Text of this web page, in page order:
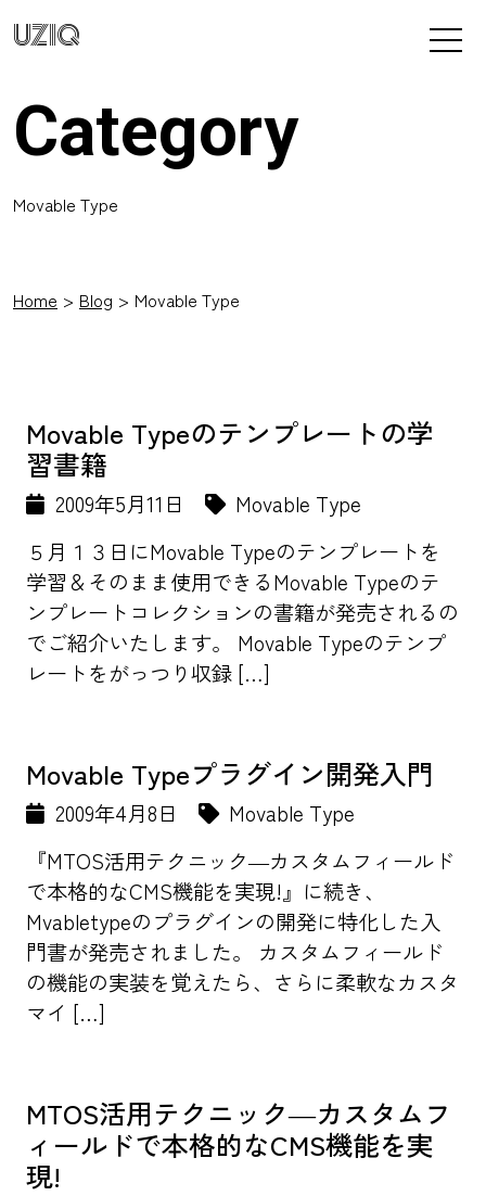
UZIQ
Category
Movable Type
Home Blog Movable Type
Movable Typeのテンプレートの学
習書籍
2009年5月11日
Movable Type
５月１３日にMovable Typeのテンプレートを
学習＆そのまま使用できるMovable Typeのテ
ンプレートコレクションの書籍が発売されるの
でご紹介いたします。 Movable Typeのテンプ
レートをがっつり収録 […]
Movable Typeプラグイン開発入門
2009年4月8日
Movable Type
『MTOS活用テクニック―カスタムフィールド
で本格的なCMS機能を実現!』に続き、
Mvabletypeのプラグインの開発に特化した入
門書が発売されました。 カスタムフィールド
の機能の実装を覚えたら、さらに柔軟なカスタ
マイ […]
MTOS活用テクニック―カスタムフ
ィールドで本格的なCMS機能を実
現!